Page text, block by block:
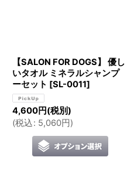
【SALON FOR DOGS】 優し
いタオル ミネラルシャンプ
ーセット [SL-0011]
4,600円(税別)
(税込: 5,060円)